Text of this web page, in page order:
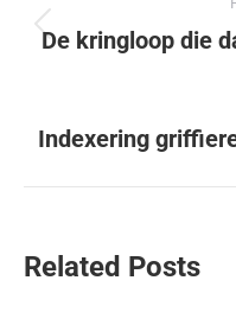
De kringloop die
Indexering
Related Posts